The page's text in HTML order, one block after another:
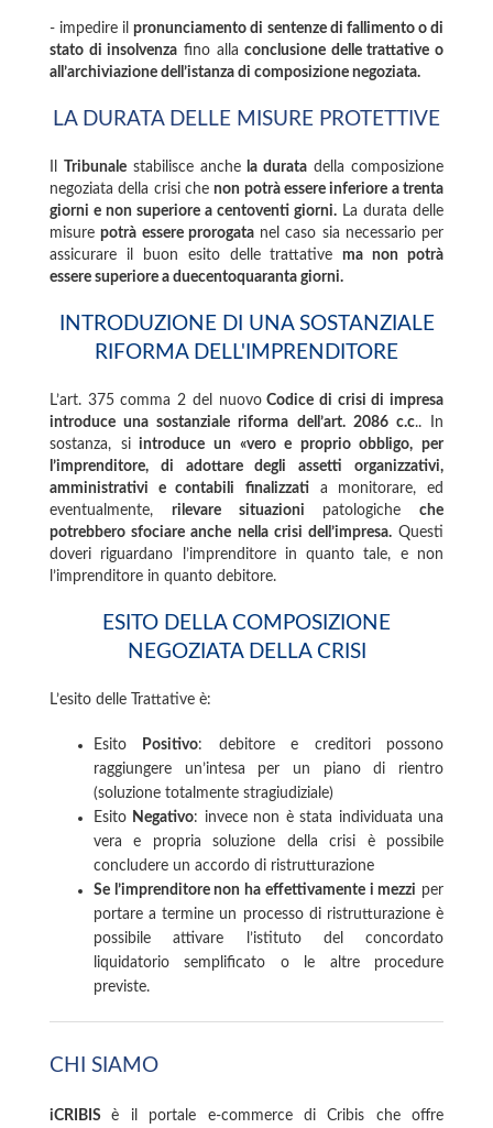
- impedire ilpronunciamento di sentenze di fallimento o di
stato di insolvenza fino allaconclusione delle trattative o
all’archiviazione dell’istanza di composizione negoziata.
LA DURATA DELLE MISURE PROTETTIVE
Tribunalestabilisce anche la durata della composizione
negoziata della crisi chenon potrà essere inferiore a trenta
giorni e non superiore a centoventi giorni. La durata delle
misurepotrà essere prorogatanel caso sia necessario per
assicurare il buon esito delle trattativema non potrà
essere superiore a duecentoquaranta giorni.
INTRODUZIONE DI UNA SOSTANZIALE
RIFORMA DELL'IMPRENDITORE
L’art. 375 comma 2 del nuovoCodice di crisi di impresa
introduce una sostanziale riforma dell’art. 2086 c.c.. In
sostanza, siintroduce un «vero e proprio obbligo, per
l’imprenditore, di adottare degli assetti organizzativi,
amministrativi e contabili
finalizzati a monitorare, ed
eventualmente, rilevare situazioni patologiche che
potrebbero sfociare anche nella crisi dell’impresa.Questi
doveri riguardano l’imprenditore in quanto tale, e non
l’imprenditore in quanto debitore.
ESITO DELLA COMPOSIZIONE
NEGOZIATA DELLA CRISI
L’esito delle Trattative è:
Esito Positivo: debitore e creditori possono
raggiungere un’intesa per un piano di rientro
(soluzione totalmente stragiudiziale)
Esito Negativo: invece non è stata individuata una
vera e propria soluzione della crisi è possibile
concludere un accordo di ristrutturazione
Se l’imprenditore non ha effettivamente i mezzi per
portare a termine un processo di ristrutturazione è
possibile attivare l’istituto del concordato
liquidatorio semplificato o le altre procedure
previste.
CHI SIAMO
iCRIBISè il portale e-commerce di Cribis che offre